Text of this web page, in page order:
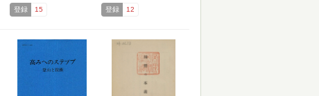
登録 15 登録 12